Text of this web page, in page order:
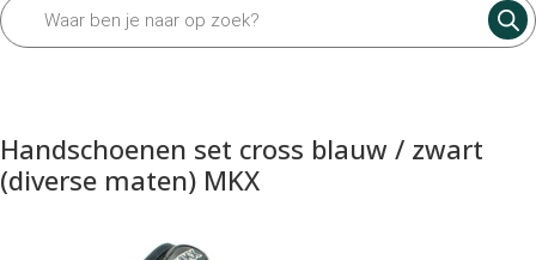
Home Accessoires Handschoenen
Handschoenen set cross blauw / zwart
(diverse maten) MKX